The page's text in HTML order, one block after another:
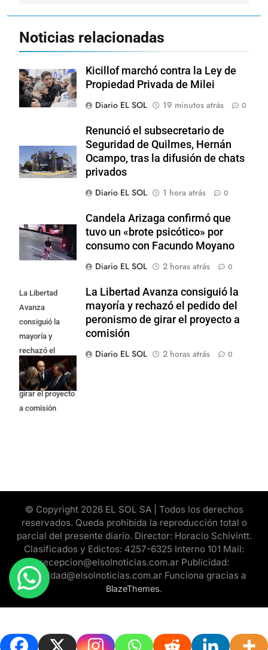
Noticias relacionadas
Kicillof marchó contra la Ley de
Propiedad Privada de Milei
Diario EL SOL
19 minutos atrás 0
Renunció el subsecretario de
Seguridad de Quilmes, Hernán
Ocampo, tras la difusión de chats
privados
Diario EL SOL
1 hora atrás 0
Candela Arizaga confirmó que
tuvo un «brote psicótico» por
consumo con Facundo Moyano
Diario EL SOL
2 horas atrás 0
La Libertad
Avanza
consiguió la
mayoría y
rechazó el
pedido del
peronismo de
girar el proyecto
a comisión
La Libertad Avanza consiguió la
mayoría y rechazó el pedido del
peronismo de girar el proyecto a
comisión
Diario EL SOL
2 horas atrás 0
© Copyright 2026 EL SOL SA | Todos los derechos
reservados. Queda prohibida la reproducción total o
parcial del presente diario. Director: Horacio Schivintt.
Clasificados y Edictos: 4257-6325 Interno 101 Mail:
recepcion@elsolnoticias.com.ar Publicidad:
publicidad@elsolnoticias.com.ar Funciona gracias a
BlazeThemes.